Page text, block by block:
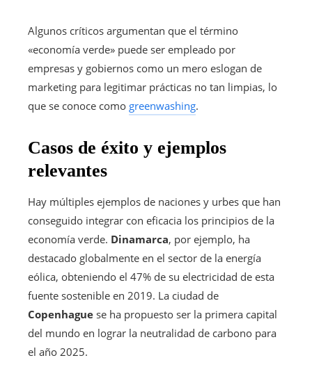
Algunos críticos argumentan que el término
«economía verde» puede ser empleado por
empresas y gobiernos como un mero eslogan de
marketing para legitimar prácticas no tan limpias, lo
que se conoce como greenwashing.
Casos de éxito y ejemplos
relevantes
Hay múltiples ejemplos de naciones y urbes que han
conseguido integrar con eficacia los principios de la
economía verde. Dinamarca, por ejemplo, ha
destacado globalmente en el sector de la energía
eólica, obteniendo el 47% de su electricidad de esta
fuente sostenible en 2019. La ciudad de
Copenhague se ha propuesto ser la primera capital
del mundo en lograr la neutralidad de carbono para
el año 2025.